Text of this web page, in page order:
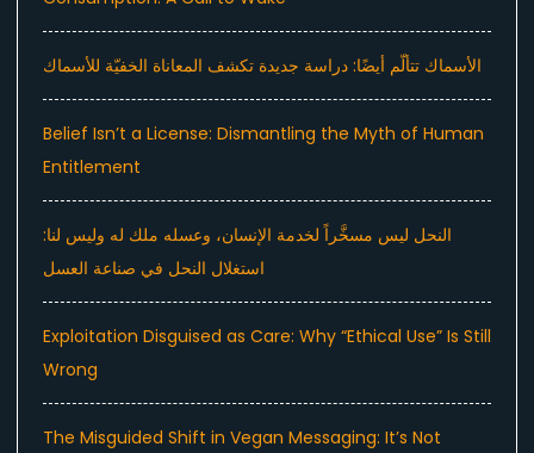
الأسماك تتألّم أيضًا: دراسة جديدة تكشف المعاناة الخفيّة للأسماك
Belief Isn’t a License: Dismantling the Myth of Human
Entitlement
النحل ليس مسخَّراً لخدمة الإنسان، وعسله ملك له وليس لنا:
استغلال النحل في صناعة العسل
Exploitation Disguised as Care: Why “Ethical Use” Is Still
Wrong
The Misguided Shift in Vegan Messaging: It’s Not